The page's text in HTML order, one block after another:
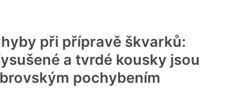
při přípravě škvarků:
a tvrdé kousky jsou
pochybením